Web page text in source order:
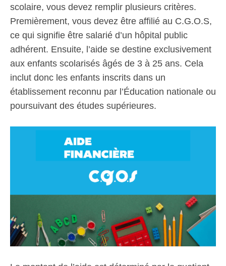
scolaire, vous devez remplir plusieurs critères.
Premièrement, vous devez être affilié au C.G.O.S,
ce qui signifie être salarié d’un hôpital public
adhérent. Ensuite, l’aide se destine exclusivement
aux enfants scolarisés âgés de 3 à 25 ans. Cela
inclut donc les enfants inscrits dans un
établissement reconnu par l’Éducation nationale ou
poursuivant des études supérieures.